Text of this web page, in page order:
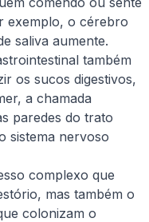
exemplo, o cérebro
saliva aumente.
também
os sucos digestivos,
a chamada
paredes do trato
sistema nervoso
complexo que
mas também o
colonizam o